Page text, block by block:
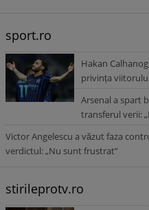
sport.ro
Hakan
privința
Arsenal a spart
transferul verii:
Victor Angelescu a văzut faza
verdictul: „Nu sunt frustrat”
stirileprotv.ro